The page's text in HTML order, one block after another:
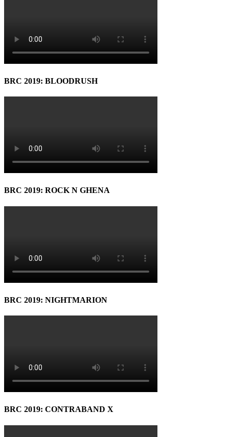
BRC 2019: BLOODRUSH
BRC 2019: ROCK N GHENA
BRC 2019: NIGHTMARION
BRC 2019: CONTRABAND X